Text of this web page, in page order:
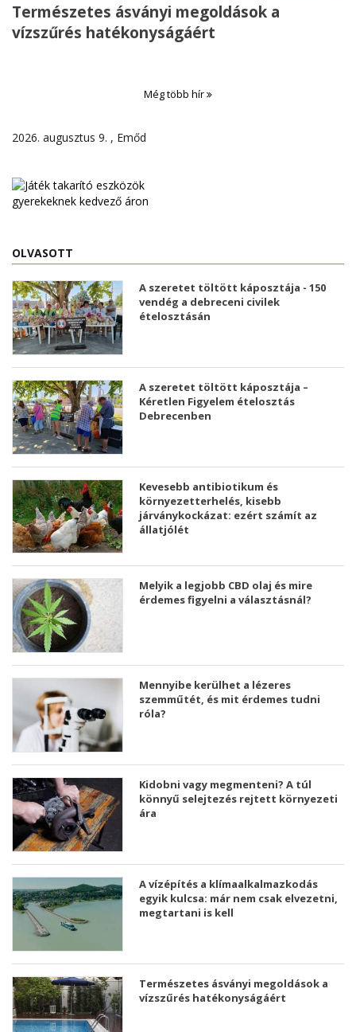
Természetes ásványi megoldások a
vízszűrés hatékonyságáért
Még több hír
2026. augusztus 9. , Emőd
OLVASOTT
A szeretet töltött káposztája - 150
vendég a debreceni civilek
ételosztásán
A szeretet töltött káposztája –
Kéretlen Figyelem ételosztás
Debrecenben
Kevesebb antibiotikum és
környezetterhelés, kisebb
járványkockázat: ezért számít az
állatjólét
Melyik a legjobb CBD olaj és mire
érdemes figyelni a választásnál?
Mennyibe kerülhet a lézeres
szemműtét, és mit érdemes tudni
róla?
Kidobni vagy megmenteni? A túl
könnyű selejtezés rejtett környezeti
ára
A vízépítés a klímaalkalmazkodás
egyik kulcsa: már nem csak elvezetni,
megtartani is kell
Természetes ásványi megoldások a
vízszűrés hatékonyságáért